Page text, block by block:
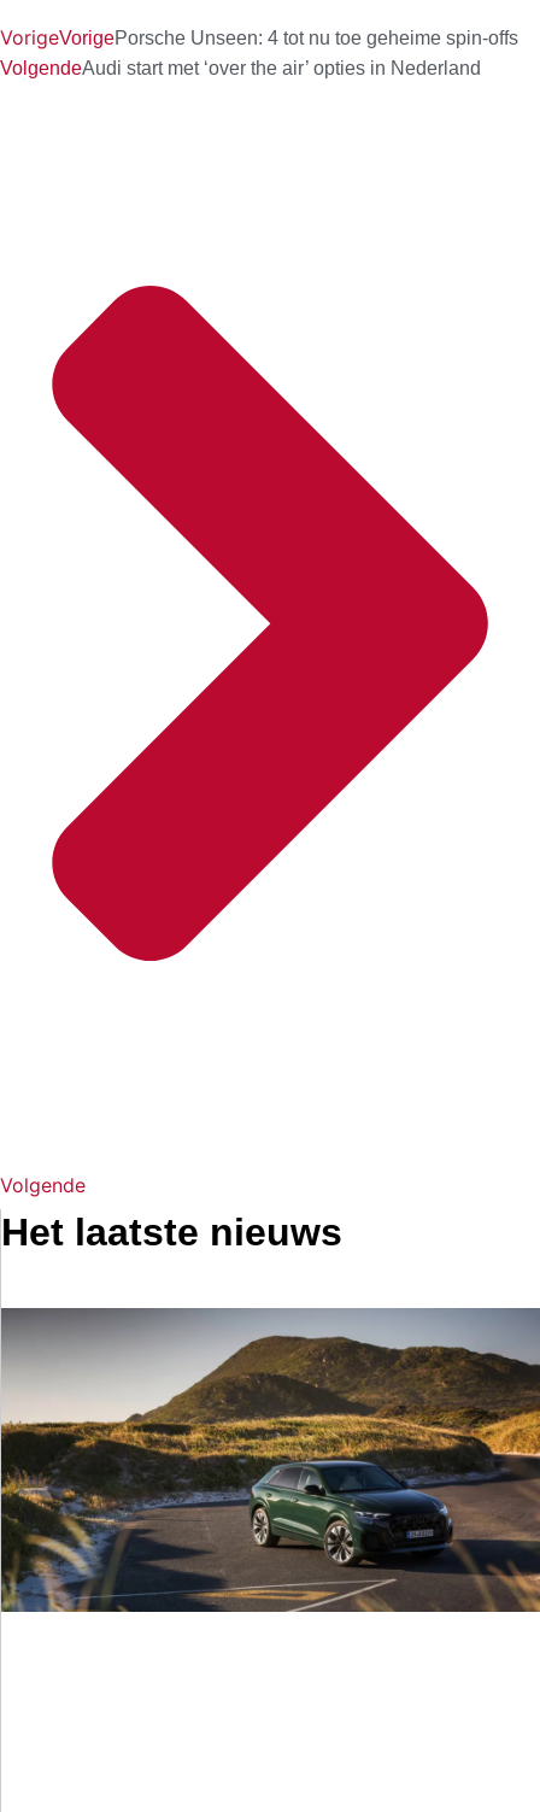
VorigeVorigePorsche Unseen: 4 tot nu toe geheime spin-offs
VolgendeAudi start met ‘over the air’ opties in Nederland
Volgende
Het laatste nieuws